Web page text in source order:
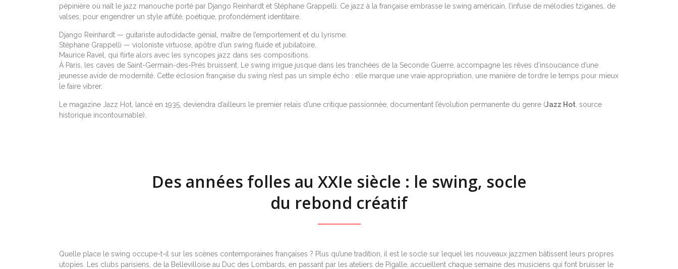
pépinière où naît le jazz manouche porté par Django Reinhardt et Stéphane Grappelli. Ce jazz à la française embrasse le swing américain, l’infuse de mélodies tziganes, de
valses, pour engendrer un style affûté, poétique, profondément identitaire.
Django Reinhardt — guitariste autodidacte génial, maître de l’emportement et du lyrisme.
Stéphane Grappelli — violoniste virtuose, apôtre d’un swing fluide et jubilatoire.
Maurice Ravel, qui flirte alors avec les syncopes jazz dans ses compositions.
À Paris, les caves de Saint-Germain-des-Prés bruissent. Le swing irrigue jusque dans les tranchées de la Seconde Guerre, accompagne les rêves d’insouciance d’une
jeunesse avide de modernité. Cette éclosion française du swing n’est pas un simple écho : elle marque une vraie appropriation, une manière de tordre le temps pour mieux
le faire vibrer.
Le magazine Jazz Hot, lancé en 1935, deviendra d’ailleurs le premier relais d’une critique passionnée, documentant l’évolution permanente du genre (Jazz Hot , source
historique incontournable).
Des années folles au XXIe siècle : le swing, socle
du rebond créatif
Quelle place le swing occupe-t-il sur les scènes contemporaines françaises ? Plus qu’une tradition, il est le socle sur lequel les nouveaux jazzmen bâtissent leurs propres
utopies. Les clubs parisiens, de la Bellevilloise au Duc des Lombards, en passant par les ateliers de Pigalle, accueillent chaque semaine des musiciens qui font bruisser le